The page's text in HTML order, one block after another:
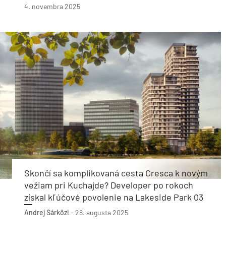
4. novembra 2025
Skončí sa komplikovaná cesta Cresca k novým
vežiam pri Kuchajde? Developer po rokoch
získal kľúčové povolenie na Lakeside Park 03
Andrej Sárközi - 28. augusta 2025